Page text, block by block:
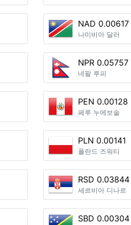
NAD 0.00617
나미비아 달러
NPR 0.05757
네팔 루피
PEN 0.00128
페루 누에보솔
PLN 0.00141
폴란드 즈워티
RSD 0.03844
세르비아 디나르
SBD 0.00304